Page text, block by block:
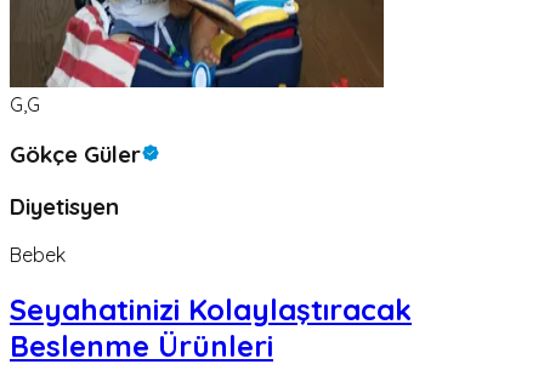
G,G
Gökçe Güler
Diyetisyen
Bebek
Seyahatinizi Kolaylaştıracak
Beslenme Ürünleri